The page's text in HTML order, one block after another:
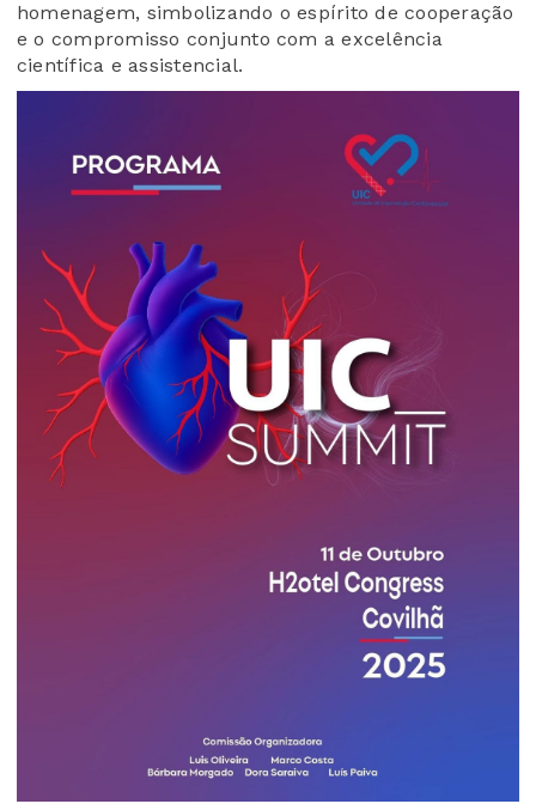
homenagem, simbolizando o espírito de cooperação
e o compromisso conjunto com a excelência
científica e assistencial.